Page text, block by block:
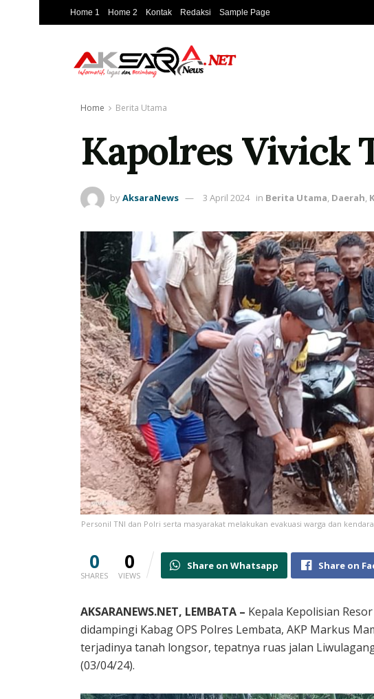
Home 1 Home 2 Kontak Redaksi Sample Page
Home Berita Utama
Kapolres Vivick
byAksaraNews 3 April 2024 in Berita Utama, Daerah,
Personil TNI dan Polri serta masyarakat melakukan evakuasi warga dan
0
SHARES
0
VIEWS
Share on Whatsapp Share on
AKSARANEWS.NET, LEMBATA – Kepala Kepolisian
didampingi Kabag OPS Polres Lembata, AKP Markus
terjadinya tanah longsor, tepatnya ruas jalan
(03/04/24).